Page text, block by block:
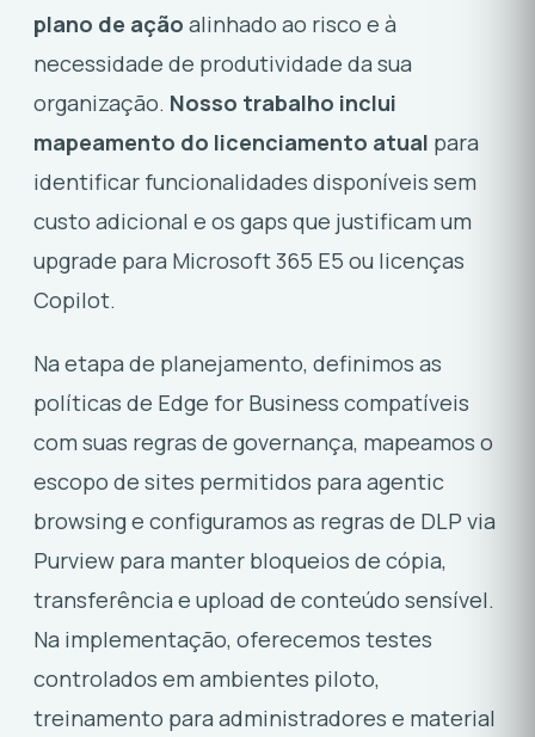
plano de ação alinhado ao risco e à
necessidade de produtividade da sua
organização. Nosso trabalho inclui
mapeamento do licenciamento atual para
identificar funcionalidades disponíveis sem
custo adicional e os gaps que justificam um
upgrade para Microsoft 365 E5 ou licenças
Copilot.
Na etapa de planejamento, definimos as
políticas de Edge for Business compatíveis
com suas regras de governança, mapeamos o
escopo de sites permitidos para agentic
browsing e configuramos as regras de DLP via
Purview para manter bloqueios de cópia,
transferência e upload de conteúdo sensível.
Na implementação, oferecemos testes
controlados em ambientes piloto,
treinamento para administradores e material